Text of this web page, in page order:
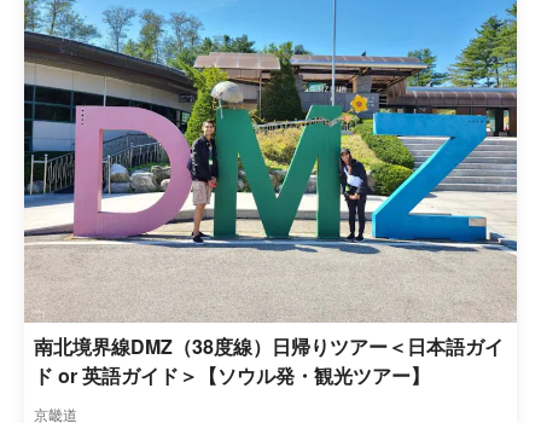
南北境界線DMZ（38度線）日帰りツアー＜日本語ガイ
ド or 英語ガイド＞【ソウル発・観光ツアー】
京畿道